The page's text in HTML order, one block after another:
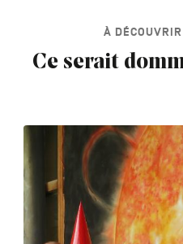
À
Ce serait